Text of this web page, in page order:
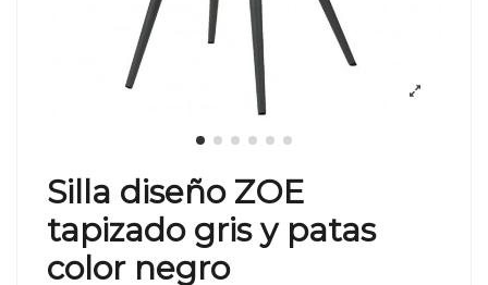
Silla diseño ZOE
tapizado gris y patas
color negro